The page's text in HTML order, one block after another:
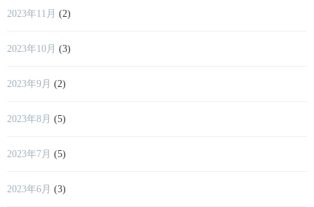
2023年11月 (2)
2023年10月 (3)
2023年9月 (2)
2023年8月 (5)
2023年7月 (5)
2023年6月 (3)